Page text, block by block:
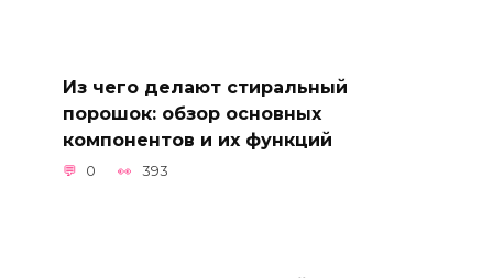
Из чего делают стиральный
порошок: обзор основных
компонентов и их функций
0 393